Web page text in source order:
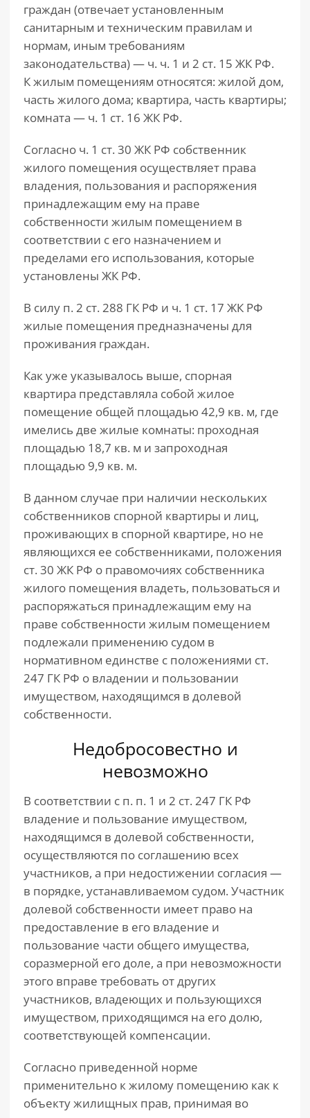
граждан (отвечает установленным
санитарным и техническим правилам и
нормам, иным требованиям
законодательства) — ч. ч. 1 и 2 ст. 15 ЖК РФ.
К жилым помещениям относятся: жилой дом,
часть жилого дома; квартира, часть квартиры;
комната — ч. 1 ст. 16 ЖК РФ.
Согласно ч. 1 ст. 30 ЖК РФ собственник
жилого помещения осуществляет права
владения, пользования и распоряжения
принадлежащим ему на праве
собственности жилым помещением в
соответствии с его назначением и
пределами его использования, которые
установлены ЖК РФ.
В силу п. 2 ст. 288 ГК РФ и ч. 1 ст. 17 ЖК РФ
жилые помещения предназначены для
проживания граждан.
Как уже указывалось выше, спорная
квартира представляла собой жилое
помещение общей площадью 42,9 кв. м, где
имелись две жилые комнаты: проходная
площадью 18,7 кв. м и запроходная
площадью 9,9 кв. м.
В данном случае при наличии нескольких
собственников спорной квартиры и лиц,
проживающих в спорной квартире, но не
являющихся ее собственниками, положения
ст. 30 ЖК РФ о правомочиях собственника
жилого помещения владеть, пользоваться и
распоряжаться принадлежащим ему на
праве собственности жилым помещением
подлежали применению судом в
нормативном единстве с положениями ст.
247 ГК РФ о владении и пользовании
имуществом, находящимся в долевой
собственности.
Недобросовестно и
невозможно
В соответствии с п. п. 1 и 2 ст. 247 ГК РФ
владение и пользование имуществом,
находящимся в долевой собственности,
осуществляются по соглашению всех
участников, а при недостижении согласия —
в порядке, устанавливаемом судом. Участник
долевой собственности имеет право на
предоставление в его владение и
пользование части общего имущества,
соразмерной его доле, а при невозможности
этого вправе требовать от других
участников, владеющих и пользующихся
имуществом, приходящимся на его долю,
соответствующей компенсации.
Согласно приведенной норме
применительно к жилому помещению как к
объекту жилищных прав, принимая во